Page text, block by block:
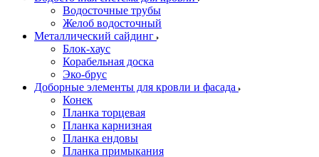
Водосточные трубы
Желоб водосточный
Металлический сайдинг
Блок-хаус
Корабельная доска
Эко-брус
Доборные элементы для кровли и фасада
Конек
Планка торцевая
Планка карнизная
Планка ендовы
Планка примыкания